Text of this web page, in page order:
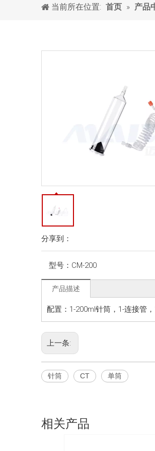
当前所在位置: 首页 » 产品
分享到：
型号： CM-200
产品描述
配置：1-200ml针筒，1-连接管
上一条:
针筒 CT 单筒
相关产品